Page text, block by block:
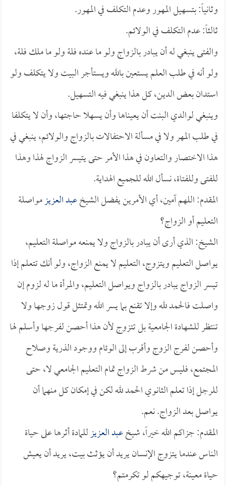
وثانياً: بتسهيل المهور وعدم التكلف في المهور.
ثالثاً: عدم التكلف في الولائم.
والفتى ينبغي له أن يبادر بالزواج ولو ما عنده فلة ولو ما ملك فلة،
ولو أنه في طلب العلم يستعين بالله ويستأجر البيت ولا يتكلف ولو
استدان بعض الدين، كل هذا ينبغي فيه التسهيل.
وينبغي لوالدي البنت أن يعيناها وأن يسهلا حاجتها، وأن لا يتكلفا
في طلب المهر ولا في مسألة الاحتفالات بالزواج والولائم، ينبغي في
هذا الاختصار والتعاون في هذا الأمر حتى يتيسر الزواج لهذا وهذا
للفتى وللفتاة، نسأل الله للجميع الهداية.
المقدم: اللهم آمين، أي الأمرين يفضل الشيخعبد العزيزمواصلة
التعليم أو الزواج؟
الشيخ: الذي أرى أن يبادر بالزواج ولا يمنعه مواصلة التعليم،
يواصل التعليم ويتزوج، التعليم لا يمنع الزواج، ولو أنك تتعلم إذا
تيسر الزواج يبادر بالزواج ويواصل التعليم، والمرأة ما له لزوم إن
واصلت فالحمد لله وإلا تقنع بما يسر الله وتمتثل قول زوجها ولا
تنتظر للشهادة الجامعية بل تتزوج لأن هذا أحصن لفرجها وأسلم لها
وأحصن لفرج الزوج وأقرب إلى الوئام ووجود الذرية وصلاح
المجتمع، فليس من شرط الزواج تمام التعليم الجامعي لا، حتى
للرجل إذا تعلم الثانوي الحمد لله لكن في إمكان كل منهما أن
يواصل بعد الزواج. نعم.
المقدم: جزاكم الله خيراً، شيخعبد العزيزللمادة أثرها على حياة
الناس عندما يتزوج الإنسان يريد أن يؤثث بيت، يريد أن يعيش
حياة معينة، توجيهكم لو تكرمتم؟